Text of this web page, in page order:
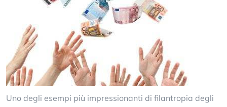
Uno degli esempi più impressionanti di filantropia degli